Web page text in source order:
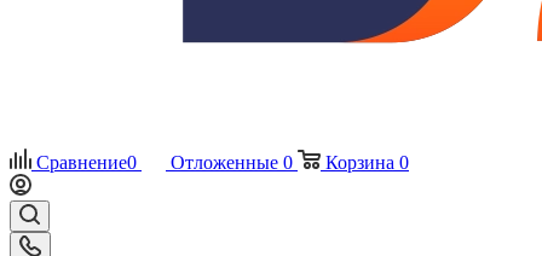
Сравнение0 Отложенные 0 Корзина 0